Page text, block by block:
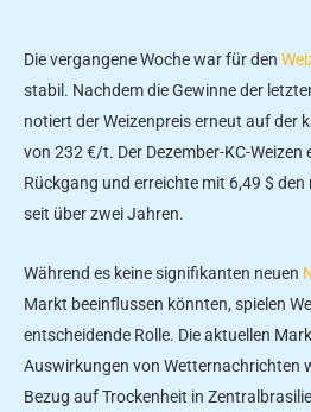
Die vergangene Woche war für den
stabil. Nachdem die Gewinne der
notiert der Weizenpreis erneut auf der
von 232 €/t. Der Dezember-KC-Weizen
Rückgang und erreichte mit 6,49 $
seit über zwei Jahren.
Während es keine signifikanten neuen
Markt beeinflussen könnten, spielen
entscheidende Rolle. Die aktuellen
Auswirkungen von Wetternachrichten
Bezug auf Trockenheit in